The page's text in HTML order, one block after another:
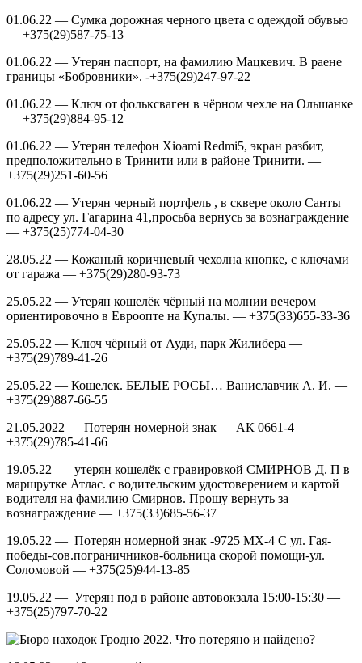
01.06.22 — Сумка дорожная черного цвета с одеждой обувью
— +375(29)587-75-13
01.06.22 — Утерян паспорт, на фамилию Мацкевич. В раене
границы «Бобровники». -+375(29)247-97-22
01.06.22 — Ключ от фольксваген в чёрном чехле на Ольшанке
— +375(29)884-95-12
01.06.22 — Утерян телефон Xioami Redmi5, экран разбит,
предположительно в Тринити или в районе Тринити. —
+375(29)251-60-56
01.06.22 — Утерян черный портфель , в сквере около Санты
по адресу ул. Гагарина 41,просьба вернусь за вознаграждение
— +375(25)774-04-30
28.05.22 — Кожаный коричневый чехолна кнопке, с ключами
от гаража — +375(29)280-93-73
25.05.22 — Утерян кошелёк чёрный на молнии вечером
ориентировочно в Евроопте на Купалы. — +375(33)655-33-36
25.05.22 — Ключ чёрный от Ауди, парк Жилибера —
+375(29)789-41-26
25.05.22 — Кошелек. БЕЛЫЕ РОСЫ… Ваниславчик А. И. —
+375(29)887-66-55
21.05.2022 — Потерян номерной знак — АК 0661-4 —
+375(29)785-41-66
19.05.22 — утерян кошелёк с гравировкой СМИРНОВ Д. П в
маршрутке Атлас. с водительским удостоверением и картой
водителя на фамилию Смирнов. Прошу вернуть за
вознаграждение — +375(33)685-56-37
19.05.22 — Потерян номерной знак -9725 МХ-4 С ул. Гая-
победы-сов.пограничников-больница скорой помощи-ул.
Соломовой — +375(25)944-13-85
19.05.22 — Утерян под в районе автовокзала 15:00-15:30 —
+375(25)797-70-22